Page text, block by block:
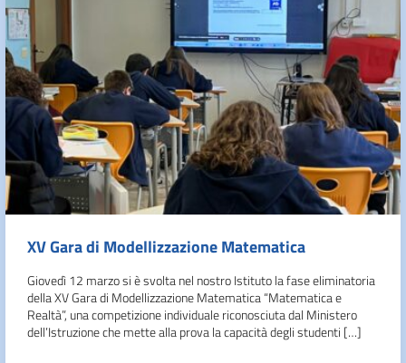
XV Gara di Modellizzazione Matematica
Giovedì 12 marzo si è svolta nel nostro Istituto la fase eliminatoria
della XV Gara di Modellizzazione Matematica “Matematica e
Realtà”, una competizione individuale riconosciuta dal Ministero
dell’Istruzione che mette alla prova la capacità degli studenti […]